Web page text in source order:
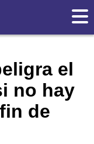
el
no hay
de